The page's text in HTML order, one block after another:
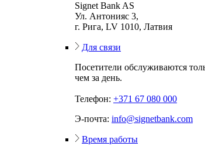
Signet Bank AS
Ул. Антонияс 3,
г. Рига, LV 1010, Латвия
Для связи
Посетители обслуживаются
чем за день.
Телефон: +371 67 080 000
Э-почта: info@signetbank.com
Время работы